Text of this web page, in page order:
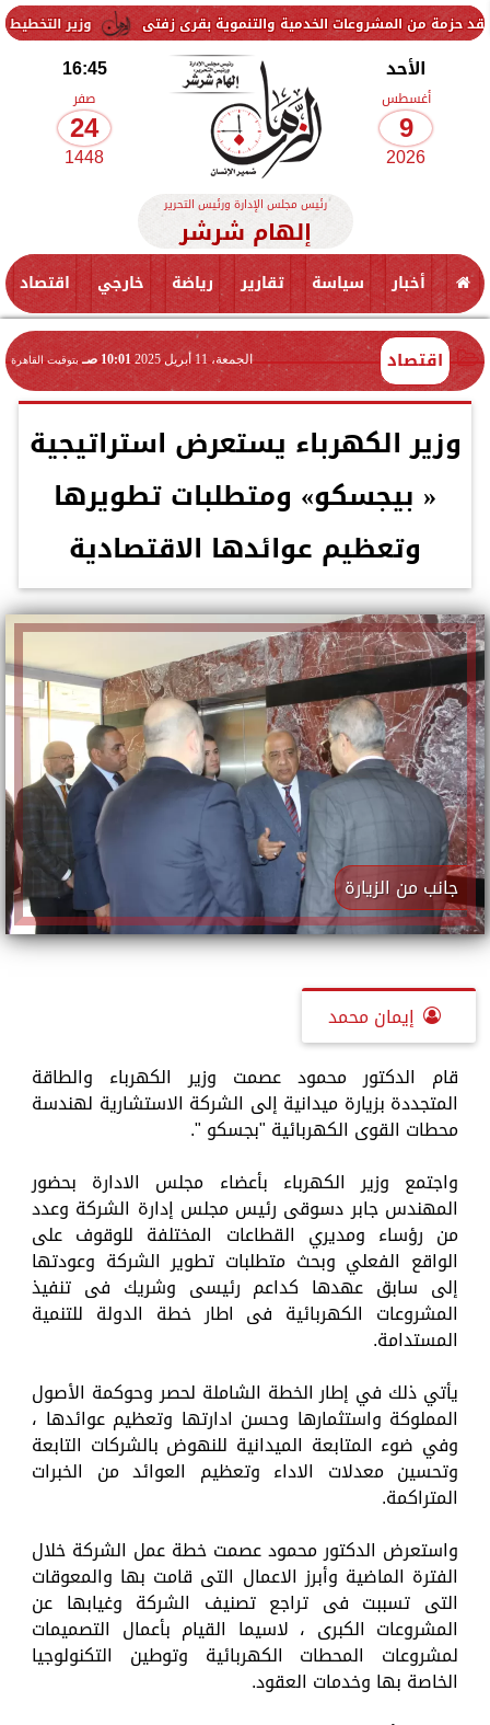
وزير التخطيط يتابع استعدادات الخدمية والتنموية بقرى زفتى
الأحد
أغسطس
9
2026
16:45
صفر
24
1448
رئيس مجلس الإدارة ورئيس التحرير
إلهام شرشر
أخبار سياسة تقارير رياضة خارجي اقتصاد
اقتصاد الجمعة، 11 أبريل 2025 10:01 صـ بتوقيت القاهرة
وزير الكهرباء يستعرض استراتيجية
« بيجسكو» ومتطلبات تطويرها
وتعظيم عوائدها الاقتصادية
جانب من الزيارة
إيمان محمد
قام الدكتور محمود عصمت وزير الكهرباء والطاقة
المتجددة بزيارة ميدانية إلى الشركة الاستشارية لهندسة
محطات القوى الكهربائية "بجسكو ".
واجتمع وزير الكهرباء بأعضاء مجلس الادارة بحضور
المهندس جابر دسوقى رئيس مجلس إدارة الشركة وعدد
من رؤساء ومديري القطاعات المختلفة للوقوف على
الواقع الفعلي وبحث متطلبات تطوير الشركة وعودتها
إلى سابق عهدها كداعم رئيسى وشريك فى تنفيذ
المشروعات الكهربائية فى اطار خطة الدولة للتنمية
المستدامة.
يأتي ذلك في إطار الخطة الشاملة لحصر وحوكمة الأصول
المملوكة واستثمارها وحسن ادارتها وتعظيم عوائدها ،
وفي ضوء المتابعة الميدانية للنهوض بالشركات التابعة
وتحسين معدلات الاداء وتعظيم العوائد من الخبرات
المتراكمة.
واستعرض الدكتور محمود عصمت خطة عمل الشركة خلال
الفترة الماضية وأبرز الاعمال التى قامت بها والمعوقات
التى تسببت فى تراجع تصنيف الشركة وغيابها عن
المشروعات الكبرى ، لاسيما القيام بأعمال التصميمات
لمشروعات المحطات الكهربائية وتوطين التكنولوجيا
الخاصة بها وخدمات العقود.